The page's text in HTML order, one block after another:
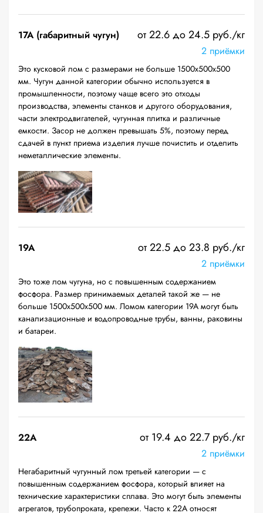
17А (габаритный чугун) от 22.6 до 24.5 руб./кг
2 приёмки
Это кусковой лом с размерами не больше 1500х500х500
мм. Чугун данной категории обычно используется в
промышленности, поэтому чаще всего это отходы
производства, элементы станков и другого оборудования,
части электродвигателей, чугунная плитка и различные
емкости. Засор не должен превышать 5%, поэтому перед
сдачей в пункт приема изделия лучше почистить и отделить
неметаллические элементы.
19A от 22.5 до 23.8 руб./кг
2 приёмки
Это тоже лом чугуна, но с повышенным содержанием
фосфора. Размер принимаемых деталей такой же — не
больше 1500х500х500 мм. Ломом категории 19А могут быть
канализационные и водопроводные трубы, ванны, раковины
и батареи.
22A от 19.4 до 22.7 руб./кг
2 приёмки
Негабаритный чугунный лом третьей категории — с
повышенным содержанием фосфора, который влияет на
технические характеристики сплава. Это могут быть элементы
агрегатов, трубопроката, крепежи. Часто к 22А относят